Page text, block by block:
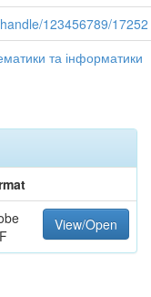
123456789/17252
та інформатики
View/Open